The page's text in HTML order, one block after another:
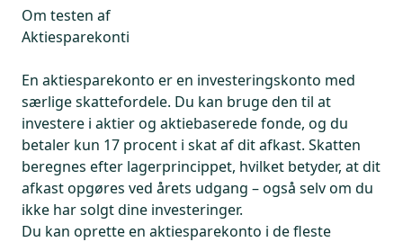
Om testen af
Aktiesparekonti
En aktiesparekonto er en investeringskonto med
særlige skattefordele. Du kan bruge den til at
investere i aktier og aktiebaserede fonde, og du
betaler kun 17 procent i skat af dit afkast. Skatten
beregnes efter lagerprincippet, hvilket betyder, at dit
afkast opgøres ved årets udgang – også selv om du
ikke har solgt dine investeringer.
Du kan oprette en aktiesparekonto i de fleste